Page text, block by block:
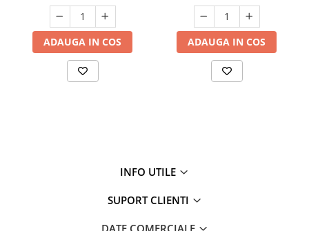
ADAUGA IN COS ADAUGA IN COS
INFO UTILE
SUPORT CLIENTI
DATE COMERCIALE